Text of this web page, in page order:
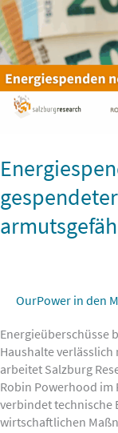
OurPower in den
Energieüberschüsse
Haushalte
arbeitet Salzburg
Robin Powerhood im
verbindet technische
wirtschaftlichen